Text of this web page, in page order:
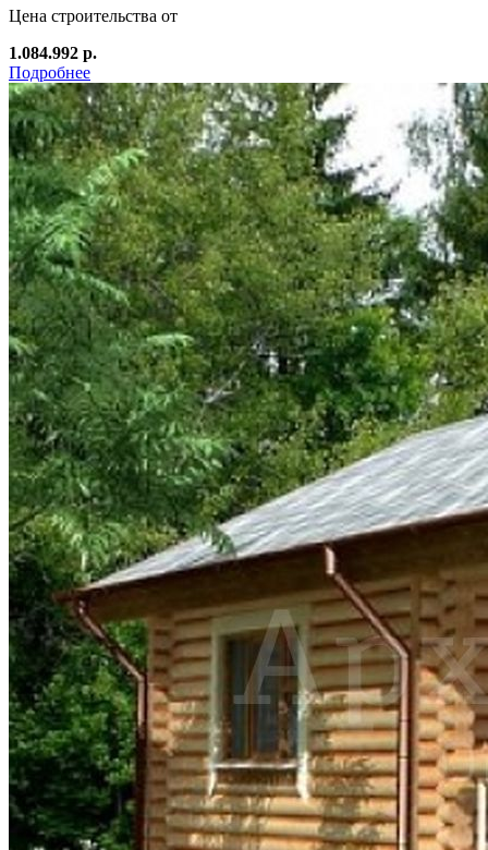
Цена строительства от
1.084.992 р.
Подробнее